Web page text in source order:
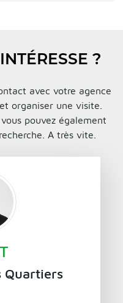
?
avec votre agence
organiser une visite.
pouvez également
A très vite.
Quartiers